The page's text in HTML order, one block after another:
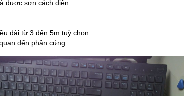
được sơn cách điện
dài từ 3 đến 5m tuỳ chọn
đến phần cứng